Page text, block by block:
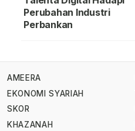
Perubahan Industri
Perbankan
AMEERA
EKONOMI SYARIAH
SKOR
KHAZANAH